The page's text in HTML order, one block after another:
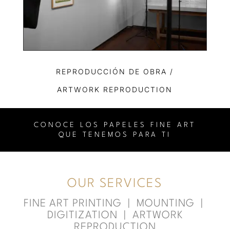
REPRODUCCIÓN DE OBRA /
ARTWORK REPRODUCTION
CONOCE LOS PAPELES FINE ART
QUE TENEMOS PARA TI
OUR SERVICES
FINE ART PRINTING
| MOUNTING |
DIGITIZATION | ARTWORK